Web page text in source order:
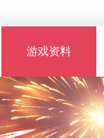
游戏资料
· 新手指南
· 资料攻略
· 召唤兽图鉴